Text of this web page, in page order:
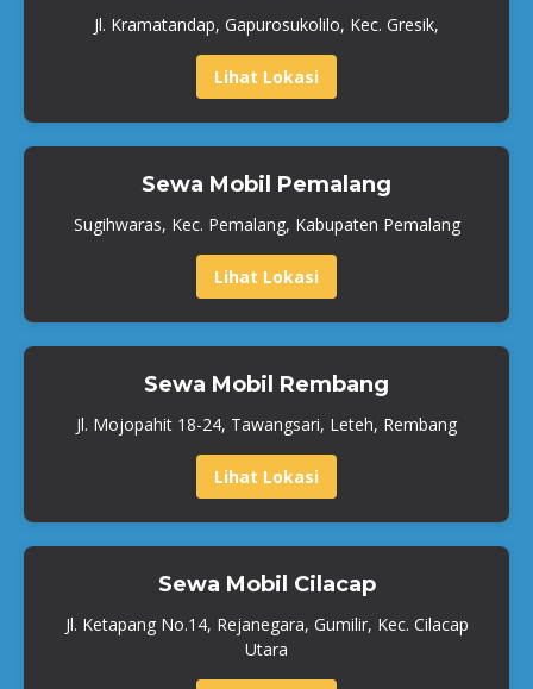
Jl. Kramatandap, Gapurosukolilo, Kec. Gresik,
Lihat Lokasi
Sewa Mobil Pemalang
Sugihwaras, Kec. Pemalang, Kabupaten Pemalang
Lihat Lokasi
Sewa Mobil Rembang
Jl. Mojopahit 18-24, Tawangsari, Leteh, Rembang
Lihat Lokasi
Sewa Mobil Cilacap
Jl. Ketapang No.14, Rejanegara, Gumilir, Kec. Cilacap
Utara